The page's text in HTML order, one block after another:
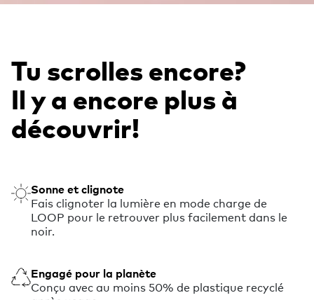
Tu scrolles encore?
Il y a encore plus à
découvrir!
Sonne et clignote
Fais clignoter la lumière en mode charge de
LOOP pour le retrouver plus facilement dans le
noir.
Engagé pour la planète
Conçu avec au moins 50% de plastique recyclé